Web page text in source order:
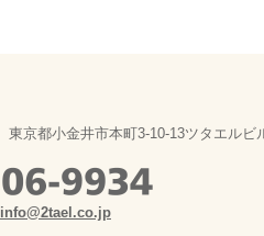
東京都小金井市本町3-10-13ツタエルビ
info@2tael.co.jp